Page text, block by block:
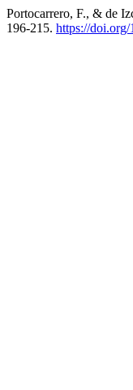
Portocarrero, F., & de
196-215. https://